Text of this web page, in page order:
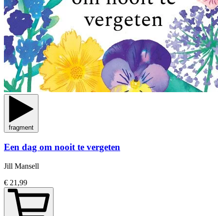
fragment
Een dag om nooit te vergeten
Jill Mansell
€ 21,99